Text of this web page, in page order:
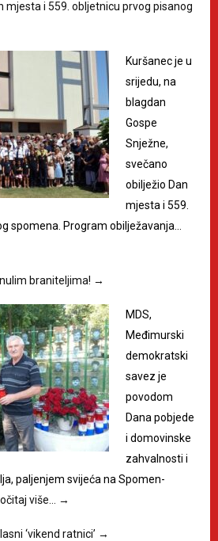
mjesta i 559. obljetnicu prvog pisanog
Kuršanec je u
srijedu, na
blagdan
Gospe
Snježne,
svečano
obilježio Dan
mjesta i 559.
spomena. Program obilježavanja…
braniteljima! →
MDS,
Međimurski
demokratski
savez je
povodom
Dana pobjede
i domovinske
zahvalnosti i
paljenjem svijeća na Spomen-
više… →
‘vikend ratnici’ →